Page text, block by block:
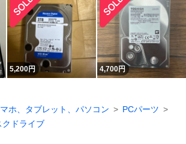
5,200円 4,700円
ホ、タブレット、パソコン
PCパーツ
クドライブ